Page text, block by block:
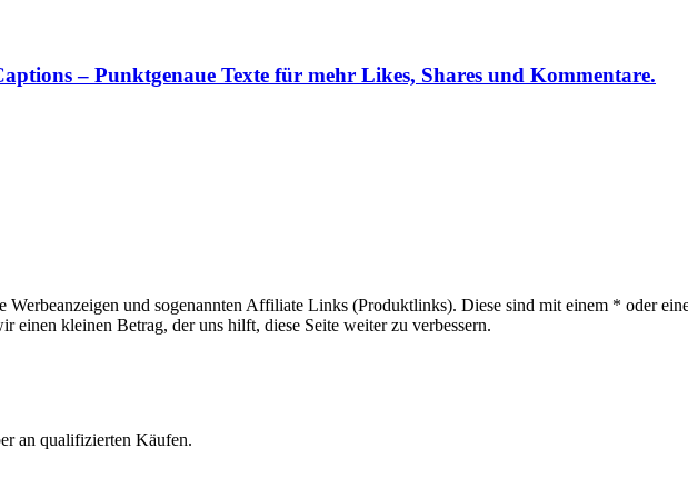
– Punktgenaue Texte für mehr Likes, Shares und Kommentare.
Werbeanzeigen und sogenannten Affiliate Links (Produktlinks). Diese sind mit einem * oder
einen kleinen Betrag, der uns hilft, diese Seite weiter zu verbessern.
an qualifizierten Käufen.